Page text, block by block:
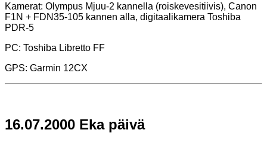
Kamerat: Olympus Mjuu-2 kannella (roiskevesitiivis), Canon
F1N + FDN35-105 kannen alla, digitaalikamera Toshiba
PDR-5
PC: Toshiba Libretto FF
GPS: Garmin 12CX
16.07.2000 Eka päivä